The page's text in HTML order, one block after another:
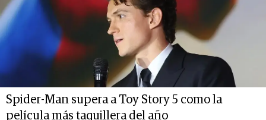
Spider-Man supera a Toy Story 5 como la
película más taquillera del año